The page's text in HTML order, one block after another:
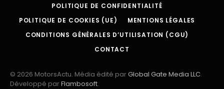
POLITIQUE DE CONFIDENTIALITÉ
POLITIQUE DE COOKIES (UE)
MENTIONS LÉGALES
CONDITIONS GÉNÉRALES D’UTILISATION (CGU)
CONTACT
© 2026 MotorsActu. Média édité parGlobal Gate Media LLC.
Développé parFlambosoft.